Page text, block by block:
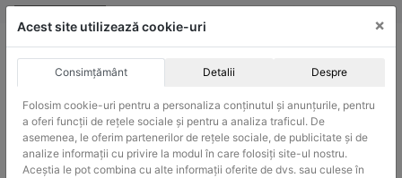
Skip
ACHIZITII PUBLICE
Produsele pot fi achizitionate si in sistemul SEAP / SICAP
Acest site utilizează cookie-uri ×
Consimțământ Detalii Despre
Folosim cookie-uri pentru a personaliza conținutul și anunțurile, pentru
a oferi funcții de rețele sociale și pentru a analiza traficul. De
asemenea, le oferim partenerilor de rețele sociale, de publicitate și de
analize informații cu privire la modul în care folosiți site-ul nostru.
Aceștia le pot combina cu alte informații oferite de dvs. sau culese în